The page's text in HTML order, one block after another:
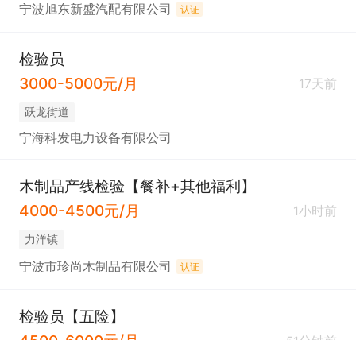
宁波旭东新盛汽配有限公司 认证
检验员
3000-5000元/月
17天前
跃龙街道
宁海科发电力设备有限公司
木制品产线检验【餐补+其他福利】
4000-4500元/月
1小时前
力洋镇
宁波市珍尚木制品有限公司 认证
检验员【五险】